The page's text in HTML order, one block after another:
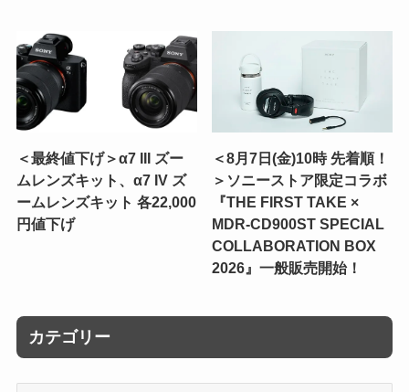
＜最終値下げ＞α7 III ズー
ムレンズキット、α7 IV ズ
ームレンズキット 各22,000
円値下げ
＜8月7日(金)10時 先着順！
＞ソニーストア限定コラボ
『THE FIRST TAKE ×
MDR-CD900ST SPECIAL
COLLABORATION BOX
2026』一般販売開始！
カテゴリー